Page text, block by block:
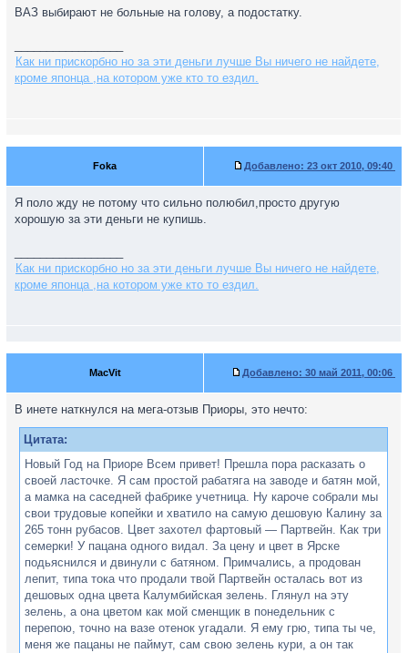
ВАЗ выбирают не больные на голову, а подостатку.
Как ни прискорбно но за эти деньги лучше Вы ничего не найдете,
кроме японца ,на котором уже кто то ездил.
Foka Добавлено: 23 окт 2010, 09:40
Я поло жду не потому что сильно полюбил,просто другую
хорошую за эти деньги не купишь.
Как ни прискорбно но за эти деньги лучше Вы ничего не найдете,
кроме японца ,на котором уже кто то ездил.
MacVit Добавлено: 30 май 2011, 00:06
В инете наткнулся на мега-отзыв Приоры, это нечто:
Цитата:
Новый Год на Приоре Всем привет! Прешла пора расказать о
своей ласточке. Я сам простой рабатяга на заводе и батян мой,
а мамка на саседней фабрике учетница. Ну кароче собрали мы
свои трудовые копейки и хватило на самую дешовую Калину за
265 тонн рубасов. Цвет захотел фартовый — Партвейн. Как три
семерки! У пацана одного видал. За цену и цвет в Ярске
подьяснился и двинули с батяном. Примчались, а продован
лепит, типа тока что продали твой Партвейн осталась вот из
дешовых одна цвета Калумбийская зелень. Глянул на эту
зелень, а она цветом как мой сменщик в понедельник с
перепою, точно на вазе отенок угадали. Я ему грю, типа ты че,
меня же пацаны не паймут, сам свою зелень кури, а он так